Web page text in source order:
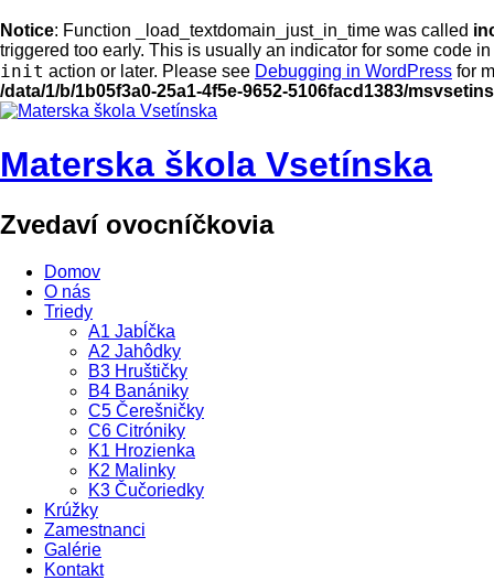
Notice: Function _load_textdomain_just_in_time was called
triggered too early. This is usually an indicator for some code
init action or later. Please see Debugging in WordPress for
/data/1/b/1b05f3a0-25a1-4f5e-9652-5106facd1383/
Materska škola Vsetínska
Zvedaví ovocníčkovia
Domov
O nás
Triedy
A1 Jabĺčka
A2 Jahôdky
B3 Hruštičky
B4 Banániky
C5 Čerešničky
C6 Citróniky
K1 Hrozienka
K2 Malinky
K3 Čučoriedky
Krúžky
Zamestnanci
Galérie
Kontakt